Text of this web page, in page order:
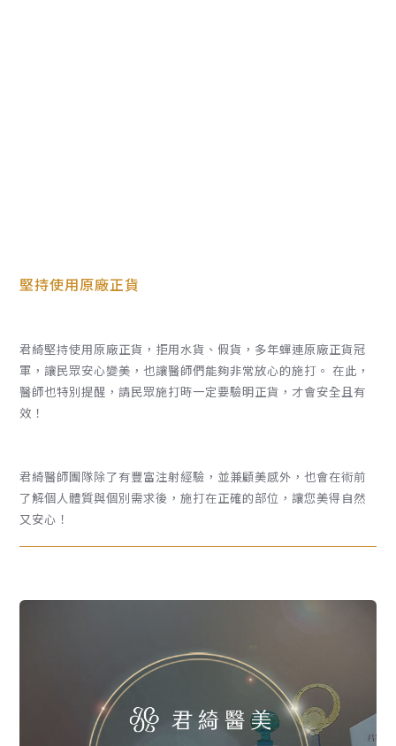
堅持使用原廠正貨
君綺堅持使用原廠正貨，拒用水貨、假貨，多年蟬連原廠正貨冠
軍，讓民眾安心變美，也讓醫師們能夠非常放心的施打。 在此，
醫師也特別提醒，請民眾施打時一定要驗明正貨，才會安全且有
效！
君綺醫師團隊除了有豐富注射經驗，並兼顧美感外，也會在術前
了解個人體質與個別需求後，施打在正確的部位，讓您美得自然
又安心！